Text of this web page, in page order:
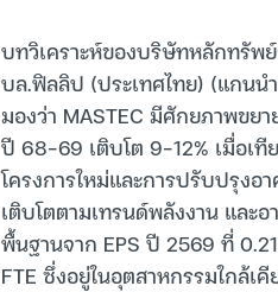
บทวิเคราะห์ของบริษัทหลักทรัพ
บล.ฟิลลิป (ประเทศไทย) (แกนน
มองว่า MASTEC มีศักยภาพขย
ปี 68-69 เติบโต 9-12% เมื่อเ
โครงการใหม่และการปรับปรุง
เติบโตตามเทรนด์พลังงาน และ
พื้นฐานจาก EPS ปี 2569 ที่
FTE ซึ่งอยู่ในอุตสาหกรรมใกล้เคี